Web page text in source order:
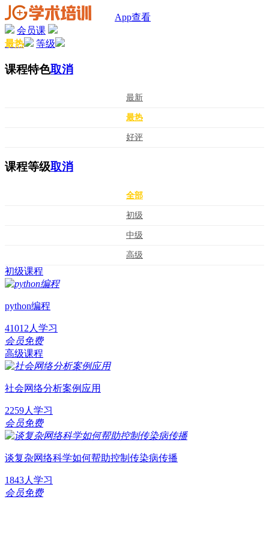
App查看
会员课
最热
等级
课程特色取消
最新
最热
好评
课程等级取消
全部
初级
中级
高级
初级课程
python编程
41012人学习
会员免费
高级课程
社会网络分析案例应用
2259人学习
会员免费
谈复杂网络科学如何帮助控制传染病传播
1843人学习
会员免费